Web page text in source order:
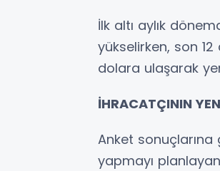
İlk altı aylık
yükselirken, son
dolara ulaşarak
İHRACATÇININ
Anket
yapmayı